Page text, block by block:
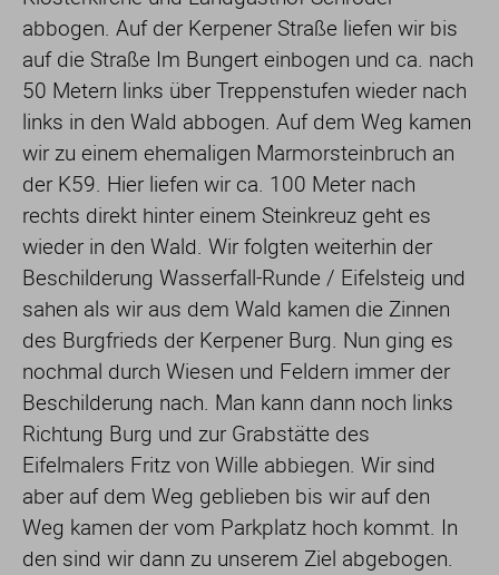
abbogen. Auf der Kerpener Straße liefen wir bis
auf die Straße Im Bungert einbogen und ca. nach
50 Metern links über Treppenstufen wieder nach
links in den Wald abbogen. Auf dem Weg kamen
wir zu einem ehemaligen Marmorsteinbruch an
der K59. Hier liefen wir ca. 100 Meter nach
rechts direkt hinter einem Steinkreuz geht es
wieder in den Wald. Wir folgten weiterhin der
Beschilderung Wasserfall-Runde / Eifelsteig und
sahen als wir aus dem Wald kamen die Zinnen
des Burgfrieds der Kerpener Burg. Nun ging es
nochmal durch Wiesen und Feldern immer der
Beschilderung nach. Man kann dann noch links
Richtung Burg und zur Grabstätte des
Eifelmalers Fritz von Wille abbiegen. Wir sind
aber auf dem Weg geblieben bis wir auf den
Weg kamen der vom Parkplatz hoch kommt. In
den sind wir dann zu unserem Ziel abgebogen.